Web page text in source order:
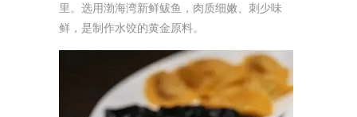
里。选用渤海湾新鲜鲅鱼，肉质细嫩、刺少味
鲜，是制作水饺的黄金原料。